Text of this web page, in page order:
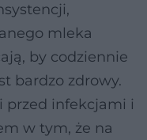
mleka
by codziennie
bardzo zdrowy.
przed infekcjami i
w tym, że na